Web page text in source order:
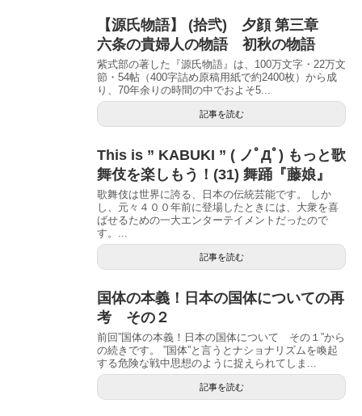
【源氏物語】 (拾弐) 夕顔 第三章
六条の貴婦人の物語 初秋の物語
紫式部の著した『源氏物語』は、100万文字・22万文
節・54帖（400字詰め原稿用紙で約2400枚）から成
り、70年余りの時間の中でおよそ5...
記事を読む
This is ” KABUKI ” ( ノﾟДﾟ) もっと歌
舞伎を楽しもう！(31) 舞踊『藤娘』
歌舞伎は世界に誇る、日本の伝統芸能です。 しか
し、元々４００年前に登場したときには、大衆を喜
ばせるための一大エンターテイメントだったので
す。...
記事を読む
国体の本義！日本の国体についての再
考 その２
前回”国体の本義！日本の国体について その１”から
の続きです。 ”国体”と言うとナショナリズムを喚起
する危険な戦中思想のように捉えられてしま...
記事を読む